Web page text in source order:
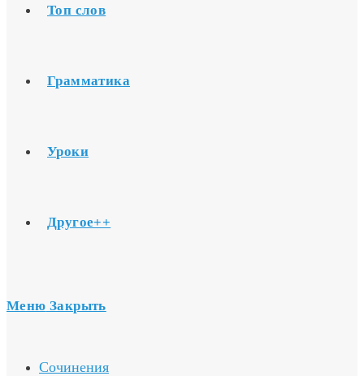
Топ слов
Грамматика
Уроки
Другое++
Меню Закрыть
Сочинения